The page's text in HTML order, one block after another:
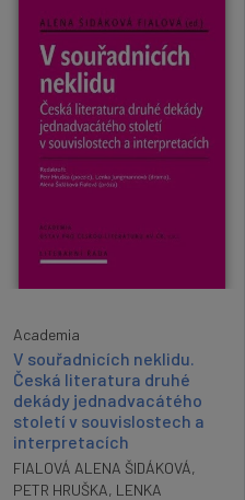
Academia
V souřadnicích neklidu.
Česká literatura druhé
dekády jednadvacátého
století v souvislostech a
interpretacích
FIALOVÁ ALENA ŠIDÁKOVÁ,
PETR HRUŠKA, LENKA